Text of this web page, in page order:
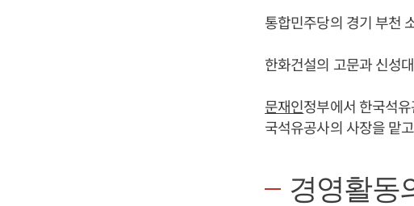
통합민주당의 경기 부천
한화건설의 고문과 신성
문재인정부에서 한국석
국석유공사의 사장을 맡
경영활동